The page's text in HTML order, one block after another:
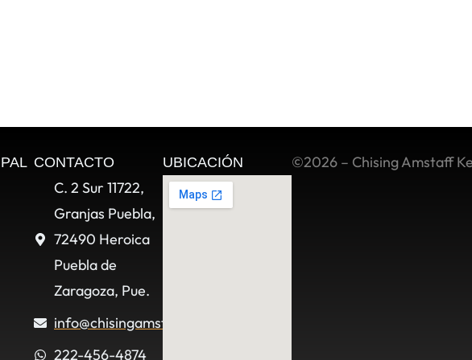
CONTACTO
C. 2 Sur 11722,
Granjas Puebla,
72490 Heroica
Puebla de
Zaragoza, Pue.
info@chisingamstaff.com
222-456-4874
UBICACIÓN ©2026 – Chising Amstaff